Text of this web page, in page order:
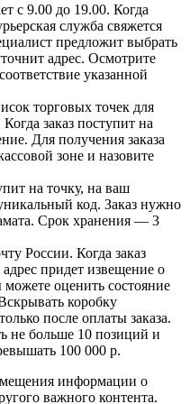
с 9.00 до 19.00. Когда
служба свяжется
предложит выбрать
адрес. Осмотрите
указанной
торговых точек для
заказ поступит на
Для получения заказа
зоне и назовите
на точку, на ваш
код. Заказ нужно
Срок хранения — 3
России. Когда заказ
придет извещение о
оценить состояние
коробку
после оплаты заказа.
не больше 10 позиций и
100 000 р.
информации о
важного контента.